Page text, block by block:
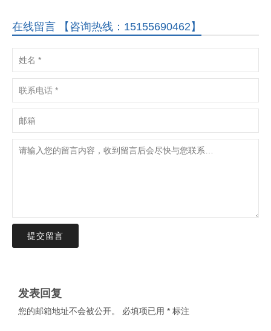
在线留言 【咨询热线：15155690462】
提交留言
发表回复
您的邮箱地址不会被公开。 必填项已用 * 标注